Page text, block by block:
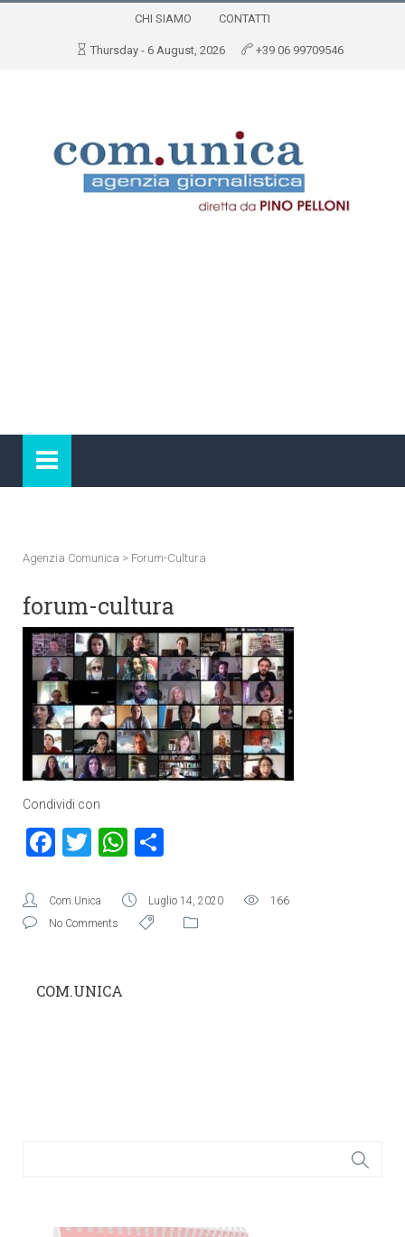
CHI SIAMO CONTATTI
Thursday - 6 August, 2026 +39 06 99709546
Agenzia Comunica > Forum-Cultura
forum-cultura
Condividi con
Facebook
TwitterWhatsApp
Com.Unica Luglio 14, 2020
166
No Comments
COM.UNICA